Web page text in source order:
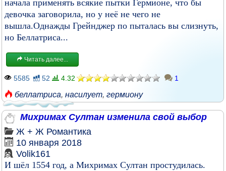
начала применять всякие пытки Гермионе, что бы
девочка заговорила, но у неё не чего не
вышла.Однажды Грейнджер по пыталась вы слизнуть,
но Беллатриса...
Читать далее...
5585 52 4.32 1
беллатриса, насилует, гермиону
Михримах Султан изменила свой выбор
Ж + Ж Романтика
10 января 2018
Volik161
И шёл 1554 год, а Михримах Султан простудилась.